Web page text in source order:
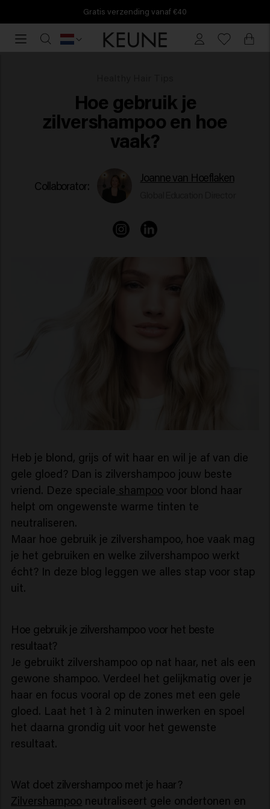
Gratis verzending vanaf €40
verzending
Hoe gebruik je
zilvershampoo en hoe
vaak?
Collaborator:
Joanne van Hoeflaken
Heb je blond, grijs of wit haar en wil je af van die
gele gloed? Dan is zilvershampoo jouw beste
vriend. Deze speciale shampoo voor blond haar
helpt om ongewenste warme tinten te
neutraliseren.
Maar hoe gebruik je zilvershampoo, hoe vaak mag
je het gebruiken en welke zilvershampoo werkt
écht? In deze blog leggen we alles stap voor stap
uit.
Hoe gebruik je zilvershampoo voor het beste
resultaat?
Je gebruikt zilvershampoo op nat haar, net als een
gewone shampoo. Verdeel het gelijkmatig over je
haar en focus vooral op de zones met een gele
gloed. Laat het 1 à 2 minuten inwerken en spoel
het daarna grondig uit voor het gewenste
resultaat.
Wat doet zilvershampoo met je haar?
Zilvershampoo neutraliseert gele ondertonen en